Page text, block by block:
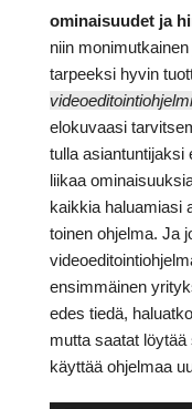
ominaisuudet ja
niin
tarpeeksi hyvin
elokuvaasi
tulla asiantuntijaksi
liikaa
kaikkia haluamiasi
toinen ohjelma. Ja
ensimmäinen
edes tiedä,
mutta saatat
käyttää ohjelmaa